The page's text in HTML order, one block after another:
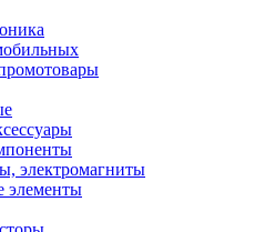
электромагниты
элементы